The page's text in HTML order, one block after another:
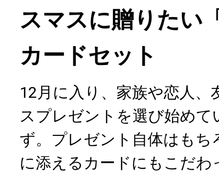
スマスに贈りたい
カードセット
12月に入り、家族や恋人、
スプレゼントを選び始めて
ず。プレゼント自体はもち
に添えるカードにもこだ